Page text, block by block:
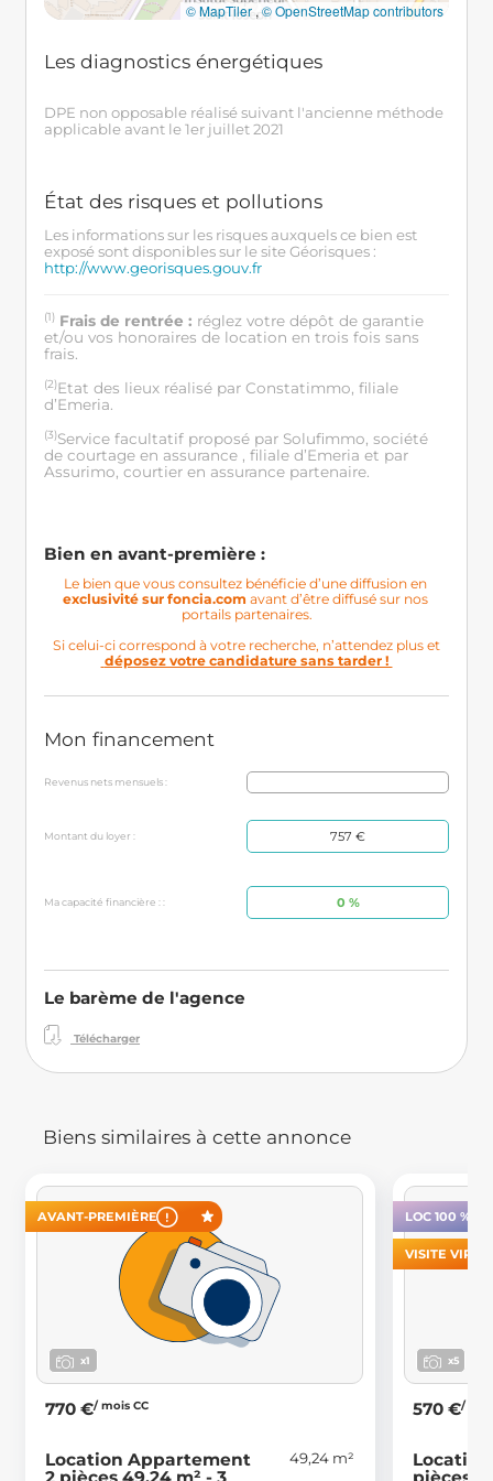
© MapTiler ,© OpenStreetMap contributors
Les diagnostics énergétiques
DPE non opposable réalisé suivant l'ancienne méthode
applicable avant le 1er juillet 2021
État des risques et pollutions
Les informations sur les risques auxquels ce bien est
exposé sont disponibles sur le site Géorisques :
http://www.georisques.gouv.fr
(1) Frais de rentrée : réglez votre dépôt de garantie
et/ou vos honoraires de location en trois fois sans
frais.
(2)Etat des lieux réalisé par Constatimmo, filiale
d’Emeria.
(3)Service facultatif proposé par Solufimmo, société
de courtage en assurance , filiale d’Emeria et par
Assurimo, courtier en assurance partenaire.
Bien en avant-première :
Le bien que vous consultez bénéficie d’une diffusion en
exclusivité sur foncia.com avant d’être diffusé sur nos
portails partenaires.
déposez votre candidature sans tarder !
Mon financement
Revenus nets mensuels :
Montant du loyer : 757 €
Ma capacité financière : : 0 %
Le barème de l'agence
Télécharger
Biens similaires à cette annonce
AVANT-PREMIÈRE
x1
770 €/ mois CC
Location Appartement
49,24 m²
LOC 100 %
VISITE
x5
570 €/